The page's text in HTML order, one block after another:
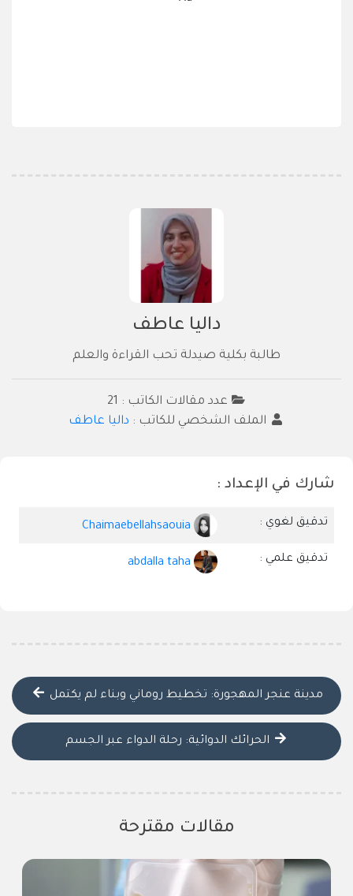
داليا عاطف
طالبة بكلية صيدلة تحب القراءة والعلم
عدد مقالات الكاتب : 21
الملف الشخصي للكاتب : داليا عاطف
شارك في الإعداد :
تدقيق لغوي : Chaimaebellahsaouia
تدقيق علمي : abdalla taha
مدينة عنجر المهجورة: تخطيط روماني وبناء لم يكتمل
الحرائك الدوائية: رحلة الدواء عبر الجسم
مقالات مقترحة